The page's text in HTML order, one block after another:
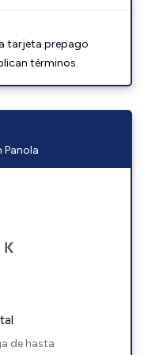
tarjeta prepago
términos.
de hasta